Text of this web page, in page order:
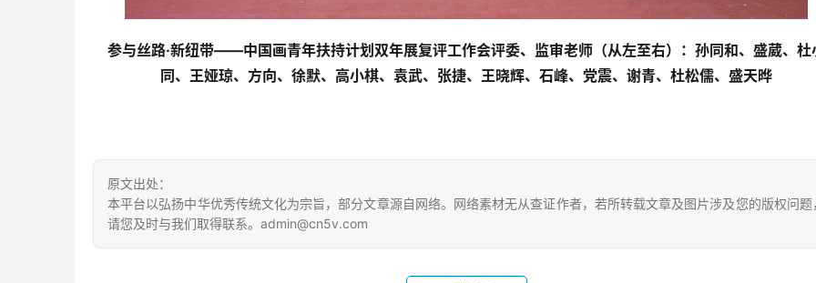
参与丝路·新纽带——中国画青年扶持计划双年展复评工作会评委、监审老师（从左至右）：孙同和、盛葳、杜
同、王娅琼、方向、徐默、高小棋、袁武、张捷、王晓辉、石峰、党震、谢青、杜松儒、盛天晔
原文出处：
本平台以弘扬中华优秀传统文化为宗旨，部分文章源自网络。网络素材无从查证作者，若所转载文章及图片涉及您的版权问题
请您及时与我们取得联系。admin@cn5v.com